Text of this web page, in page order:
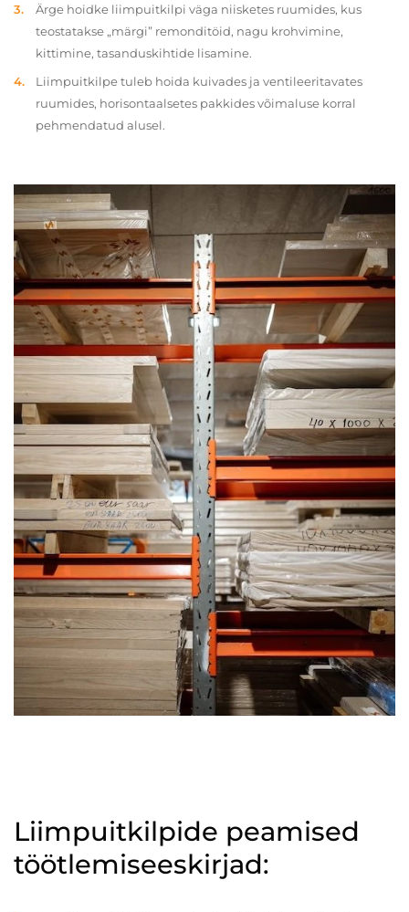
Ärge hoidke liimpuitkilpi väga niisketes ruumides, kus
teostatakse „märgi” remonditöid, nagu krohvimine,
kittimine, tasanduskihtide lisamine.
Liimpuitkilpe tuleb hoida kuivades ja ventileeritavates
ruumides, horisontaalsetes pakkides võimaluse korral
pehmendatud alusel.
Liimpuitkilpide peamised
töötlemiseeskirjad: